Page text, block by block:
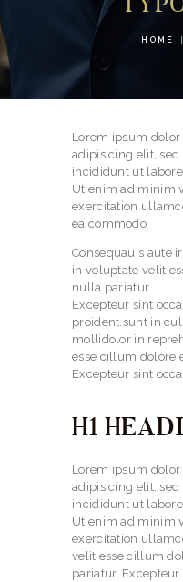
HOME
Lorem ipsum
adipisicing elit,
incididunt ut
Ut enim ad minim
exercitation
ea commodo
Consequauis aute
in voluptate velit
nulla pariatur.
Excepteur sint
proident.sunt in
mollidolor in
esse cillum dolore
Excepteur sint
H1
Lorem ipsum
adipisicing elit,
incididunt ut
Ut enim ad minim
exercitation
velit esse cillum
pariatur.